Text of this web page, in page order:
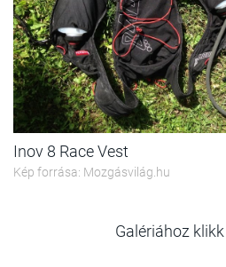
Inov 8 Race Vest
Kép forrása: Mozgásvilág.hu
Galériához